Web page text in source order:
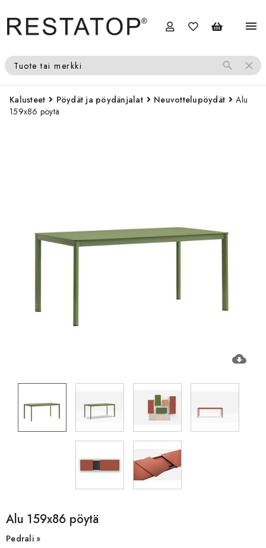
menu
Tuote tai merkki search close
Kalusteet Pöydät ja pöydänjalat Neuvottelupöydät
Alu
159x86 pöytä
cloud_download
Alu 159x86 pöytä
Pedrali »